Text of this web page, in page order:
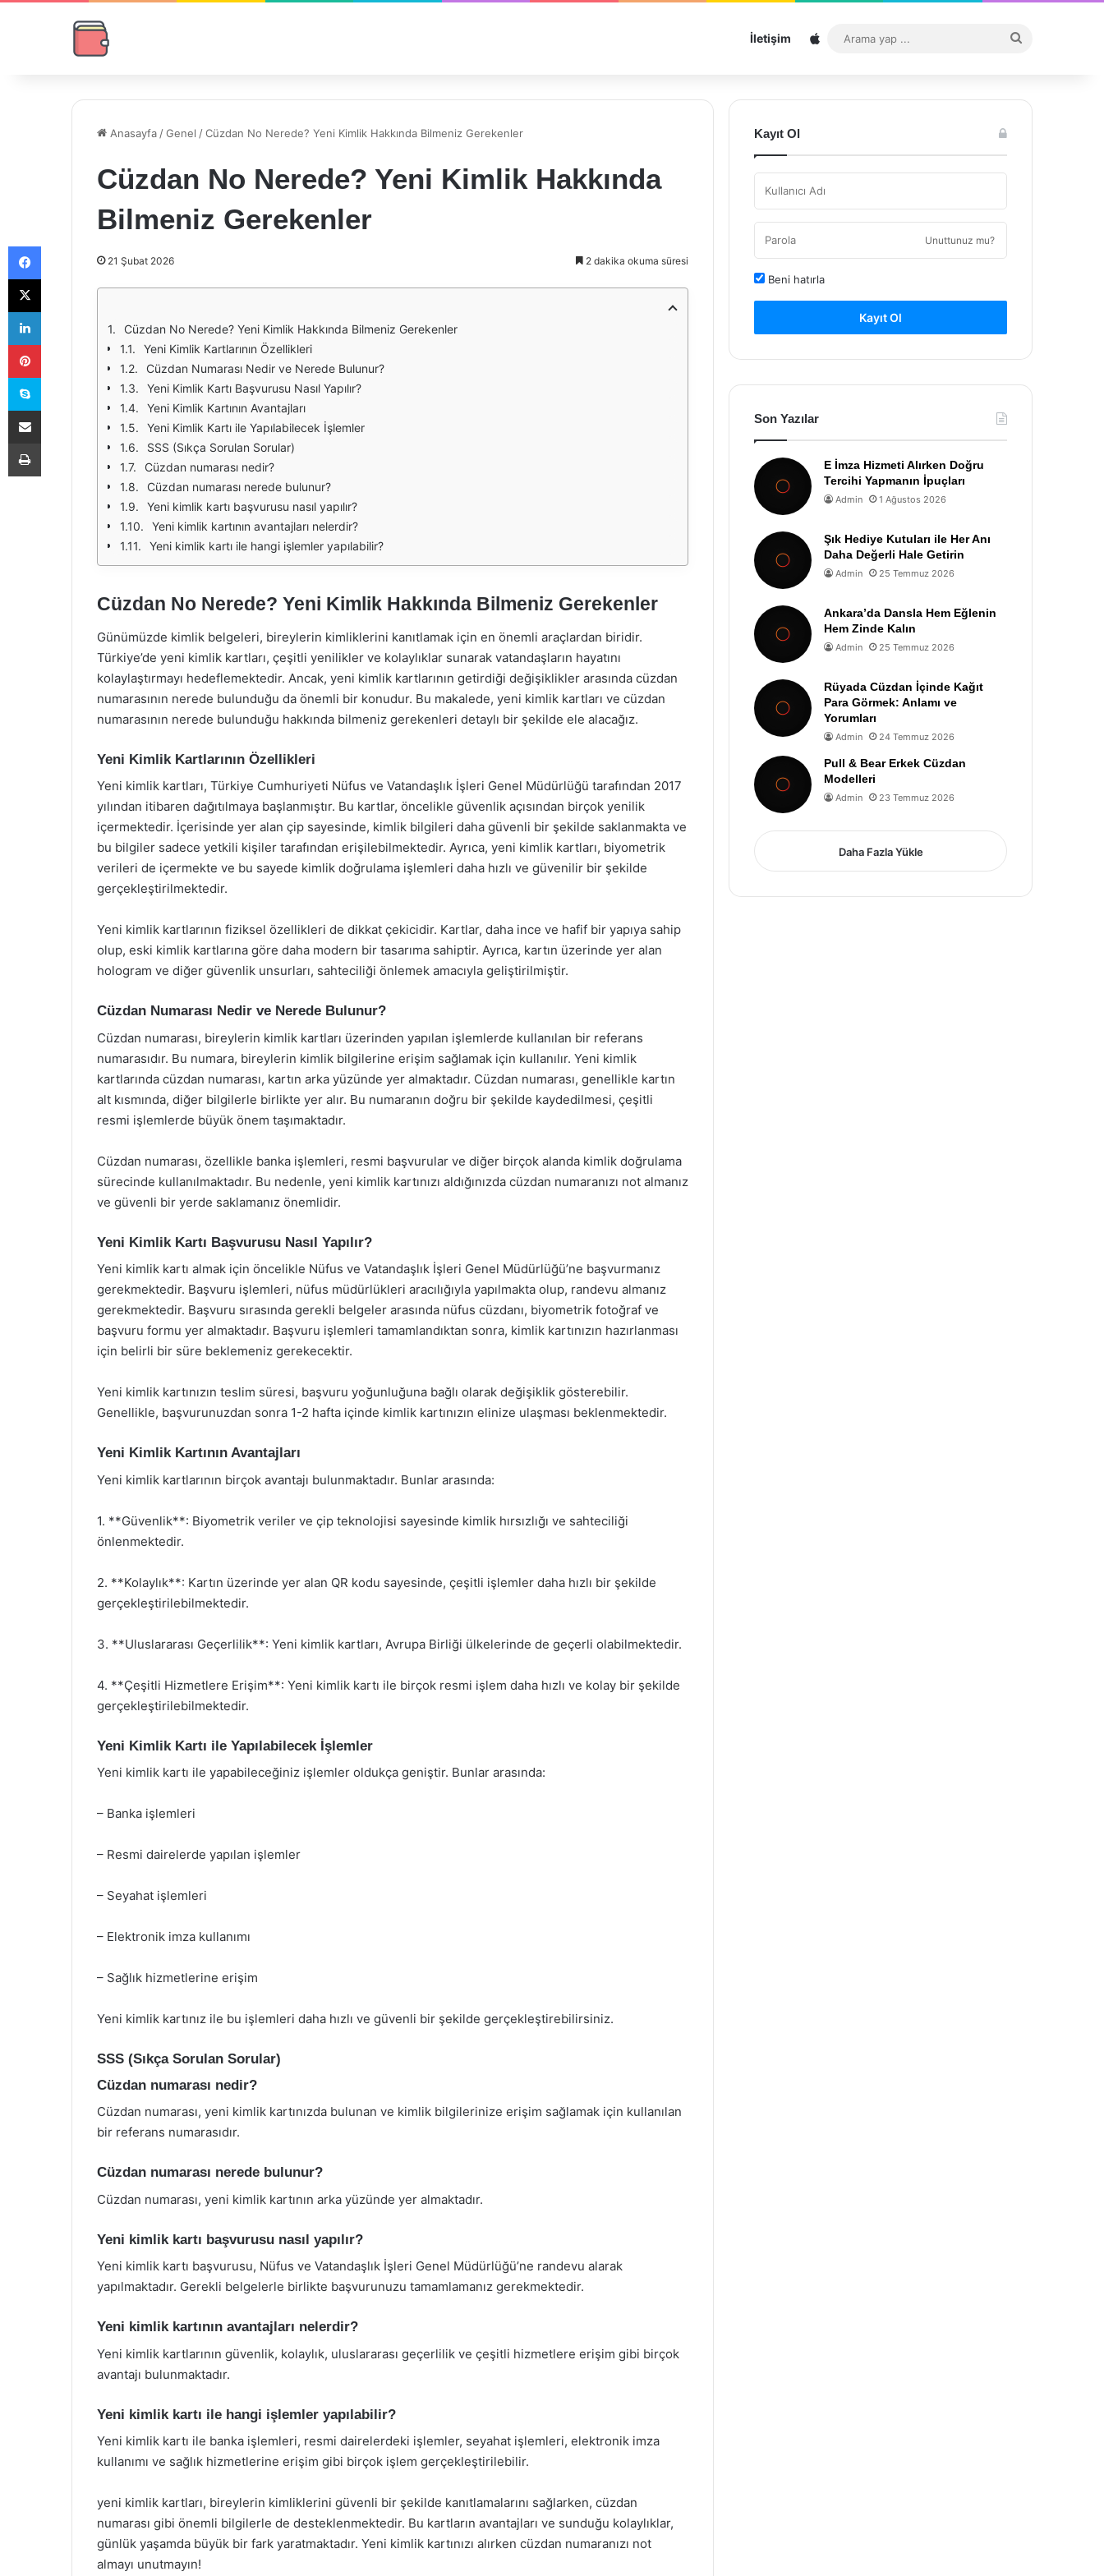
İletişim Sitemap
...
Anasayfa /Genel /Cüzdan No Nerede? Yeni Kimlik Hakkında Bilmeniz Gerekenler
Cüzdan No Nerede? Yeni Kimlik Hakkında
Bilmeniz Gerekenler
21 Şubat 2026 2 dakika okuma süresi
Cüzdan No Nerede? Yeni Kimlik Hakkında Bilmeniz Gerekenler
Yeni Kimlik Kartlarının Özellikleri
Cüzdan Numarası Nedir ve Nerede Bulunur?
Yeni Kimlik Kartı Başvurusu Nasıl Yapılır?
Yeni Kimlik Kartının Avantajları
Yeni Kimlik Kartı ile Yapılabilecek İşlemler
SSS (Sıkça Sorulan Sorular)
Cüzdan numarası nedir?
Cüzdan numarası nerede bulunur?
Yeni kimlik kartı başvurusu nasıl yapılır?
Yeni kimlik kartının avantajları nelerdir?
Yeni kimlik kartı ile hangi işlemler yapılabilir?
Cüzdan No Nerede? Yeni Kimlik Hakkında Bilmeniz Gerekenler
Günümüzde kimlik belgeleri, bireylerin kimliklerini kanıtlamak için en önemli araçlardan biridir.
Türkiye’de yeni kimlik kartları, çeşitli yenilikler ve kolaylıklar sunarak vatandaşların hayatını
kolaylaştırmayı hedeflemektedir. Ancak, yeni kimlik kartlarının getirdiği değişiklikler arasında cüzdan
numarasının nerede bulunduğu da önemli bir konudur. Bu makalede, yeni kimlik kartları ve cüzdan
numarasının nerede bulunduğu hakkında bilmeniz gerekenleri detaylı bir şekilde ele alacağız.
Yeni Kimlik Kartlarının Özellikleri
Yeni kimlik kartları, Türkiye Cumhuriyeti Nüfus ve Vatandaşlık İşleri Genel Müdürlüğü tarafından 2017
yılından itibaren dağıtılmaya başlanmıştır. Bu kartlar, öncelikle güvenlik açısından birçok yenilik
içermektedir. İçerisinde yer alan çip sayesinde, kimlik bilgileri daha güvenli bir şekilde saklanmakta ve
bu bilgiler sadece yetkili kişiler tarafından erişilebilmektedir. Ayrıca, yeni kimlik kartları, biyometrik
verileri de içermekte ve bu sayede kimlik doğrulama işlemleri daha hızlı ve güvenilir bir şekilde
gerçekleştirilmektedir.
Yeni kimlik kartlarının fiziksel özellikleri de dikkat çekicidir. Kartlar, daha ince ve hafif bir yapıya sahip
olup, eski kimlik kartlarına göre daha modern bir tasarıma sahiptir. Ayrıca, kartın üzerinde yer alan
hologram ve diğer güvenlik unsurları, sahteciliği önlemek amacıyla geliştirilmiştir.
Cüzdan Numarası Nedir ve Nerede Bulunur?
Cüzdan numarası, bireylerin kimlik kartları üzerinden yapılan işlemlerde kullanılan bir referans
numarasıdır. Bu numara, bireylerin kimlik bilgilerine erişim sağlamak için kullanılır. Yeni kimlik
kartlarında cüzdan numarası, kartın arka yüzünde yer almaktadır. Cüzdan numarası, genellikle kartın
alt kısmında, diğer bilgilerle birlikte yer alır. Bu numaranın doğru bir şekilde kaydedilmesi, çeşitli
resmi işlemlerde büyük önem taşımaktadır.
Cüzdan numarası, özellikle banka işlemleri, resmi başvurular ve diğer birçok alanda kimlik doğrulama
sürecinde kullanılmaktadır. Bu nedenle, yeni kimlik kartınızı aldığınızda cüzdan numaranızı not almanız
ve güvenli bir yerde saklamanız önemlidir.
Yeni Kimlik Kartı Başvurusu Nasıl Yapılır?
Yeni kimlik kartı almak için öncelikle Nüfus ve Vatandaşlık İşleri Genel Müdürlüğü’ne başvurmanız
gerekmektedir. Başvuru işlemleri, nüfus müdürlükleri aracılığıyla yapılmakta olup, randevu almanız
gerekmektedir. Başvuru sırasında gerekli belgeler arasında nüfus cüzdanı, biyometrik fotoğraf ve
başvuru formu yer almaktadır. Başvuru işlemleri tamamlandıktan sonra, kimlik kartınızın hazırlanması
için belirli bir süre beklemeniz gerekecektir.
Yeni kimlik kartınızın teslim süresi, başvuru yoğunluğuna bağlı olarak değişiklik gösterebilir.
Genellikle, başvurunuzdan sonra 1-2 hafta içinde kimlik kartınızın elinize ulaşması beklenmektedir.
Yeni Kimlik Kartının Avantajları
Yeni kimlik kartlarının birçok avantajı bulunmaktadır. Bunlar arasında:
1. **Güvenlik**: Biyometrik veriler ve çip teknolojisi sayesinde kimlik hırsızlığı ve sahteciliği
önlenmektedir.
2. **Kolaylık**: Kartın üzerinde yer alan QR kodu sayesinde, çeşitli işlemler daha hızlı bir şekilde
gerçekleştirilebilmektedir.
3. **Uluslararası Geçerlilik**: Yeni kimlik kartları, Avrupa Birliği ülkelerinde de geçerli olabilmektedir.
4. **Çeşitli Hizmetlere Erişim**: Yeni kimlik kartı ile birçok resmi işlem daha hızlı ve kolay bir şekilde
gerçekleştirilebilmektedir.
Yeni Kimlik Kartı ile Yapılabilecek İşlemler
Yeni kimlik kartı ile yapabileceğiniz işlemler oldukça geniştir. Bunlar arasında:
– Banka işlemleri
– Resmi dairelerde yapılan işlemler
– Seyahat işlemleri
– Elektronik imza kullanımı
– Sağlık hizmetlerine erişim
Yeni kimlik kartınız ile bu işlemleri daha hızlı ve güvenli bir şekilde gerçekleştirebilirsiniz.
SSS (Sıkça Sorulan Sorular)
Cüzdan numarası nedir?
Cüzdan numarası, yeni kimlik kartınızda bulunan ve kimlik bilgilerinize erişim sağlamak için kullanılan
bir referans numarasıdır.
Cüzdan numarası nerede bulunur?
Cüzdan numarası, yeni kimlik kartının arka yüzünde yer almaktadır.
Yeni kimlik kartı başvurusu nasıl yapılır?
Yeni kimlik kartı başvurusu, Nüfus ve Vatandaşlık İşleri Genel Müdürlüğü’ne randevu alarak
yapılmaktadır. Gerekli belgelerle birlikte başvurunuzu tamamlamanız gerekmektedir.
Yeni kimlik kartının avantajları nelerdir?
Yeni kimlik kartlarının güvenlik, kolaylık, uluslararası geçerlilik ve çeşitli hizmetlere erişim gibi birçok
avantajı bulunmaktadır.
Yeni kimlik kartı ile hangi işlemler yapılabilir?
Yeni kimlik kartı ile banka işlemleri, resmi dairelerdeki işlemler, seyahat işlemleri, elektronik imza
kullanımı ve sağlık hizmetlerine erişim gibi birçok işlem gerçekleştirilebilir.
yeni kimlik kartları, bireylerin kimliklerini güvenli bir şekilde kanıtlamalarını sağlarken, cüzdan
numarası gibi önemli bilgilerle de desteklenmektedir. Bu kartların avantajları ve sunduğu kolaylıklar,
günlük yaşamda büyük bir fark yaratmaktadır. Yeni kimlik kartınızı alırken cüzdan numaranızı not
almayı unutmayın!
Kayıt Ol
Unuttunuz mu?
Beni hatırla
Kayıt Ol
Son Yazılar
E İmza Hizmeti Alırken Doğru
Tercihi Yapmanın İpuçları
Admin 1 Ağustos 2026
Şık Hediye Kutuları ile Her Anı
Daha Değerli Hale Getirin
Admin 25 Temmuz 2026
Ankara’da Dansla Hem Eğlenin
Hem Zinde Kalın
Admin 25 Temmuz 2026
Rüyada Cüzdan İçinde Kağıt
Para Görmek: Anlamı ve
Yorumları
Admin 24 Temmuz 2026
Pull & Bear Erkek Cüzdan
Modelleri
Admin 23 Temmuz 2026
Daha Fazla Yükle
Facebook
X
LinkedIn
Pinterest
Skype
E-Posta ile paylaş